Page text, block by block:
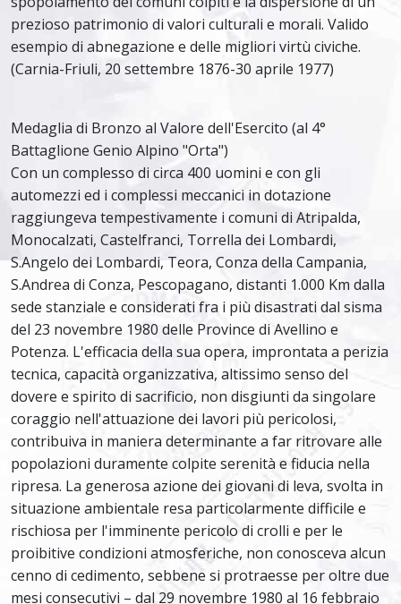
prezioso patrimonio di valori culturali e morali. Valido
esempio di abnegazione e delle migliori virtù civiche.
(Carnia-Friuli, 20 settembre 1876-30 aprile 1977)
Medaglia di Bronzo al Valore dell'Esercito (al 4°
Battaglione Genio Alpino "Orta")
Con un complesso di circa 400 uomini e con gli
automezzi ed i complessi meccanici in dotazione
raggiungeva tempestivamente i comuni di Atripalda,
Monocalzati, Castelfranci, Torrella dei Lombardi,
S.Angelo dei Lombardi, Teora, Conza della Campania,
S.Andrea di Conza, Pescopagano, distanti 1.000 Km dalla
sede stanziale e considerati fra i più disastrati dal sisma
del 23 novembre 1980 delle Province di Avellino e
Potenza. L'efficacia della sua opera, improntata a perizia
tecnica, capacità organizzativa, altissimo senso del
dovere e spirito di sacrificio, non disgiunti da singolare
coraggio nell'attuazione dei lavori più pericolosi,
contribuiva in maniera determinante a far ritrovare alle
popolazioni duramente colpite serenità e fiducia nella
ripresa. La generosa azione dei giovani di leva, svolta in
situazione ambientale resa particolarmente difficile e
rischiosa per l'imminente pericolo di crolli e per le
proibitive condizioni atmosferiche, non conosceva alcun
cenno di cedimento, sebbene si protraesse per oltre due
mesi consecutivi – dal 29 novembre 1980 al 16 febbraio